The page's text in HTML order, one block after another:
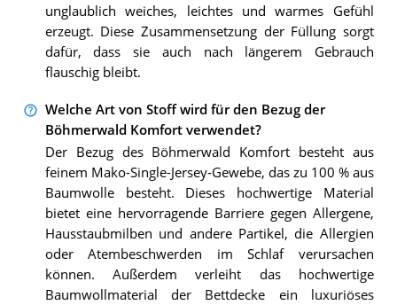
unglaublich weiches, leichtes und warmes Gefühl
erzeugt. Diese Zusammensetzung der Füllung sorgt
dafür, dass sie auch nach längerem Gebrauch
flauschig bleibt.
Welche Art von Stoff wird für den Bezug der
Böhmerwald Komfort verwendet?
Der Bezug des Böhmerwald Komfort besteht aus
feinem Mako-Single-Jersey-Gewebe, das zu 100 % aus
Baumwolle besteht. Dieses hochwertige Material
bietet eine hervorragende Barriere gegen Allergene,
Hausstaubmilben und andere Partikel, die Allergien
oder Atembeschwerden im Schlaf verursachen
können. Außerdem verleiht das hochwertige
Baumwollmaterial der Bettdecke ein luxuriöses